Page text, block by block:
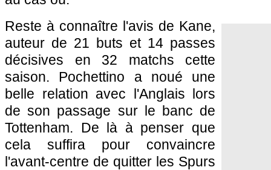
Reste à connaître l'avis de Kane,
auteur de 21 buts et 14 passes
décisives en 32 matchs cette
saison. Pochettino a noué une
belle relation avec l'Anglais lors
de son passage sur le banc de
Tottenham. De là à penser que
cela suffira pour convaincre
l'avant-centre de quitter les Spurs